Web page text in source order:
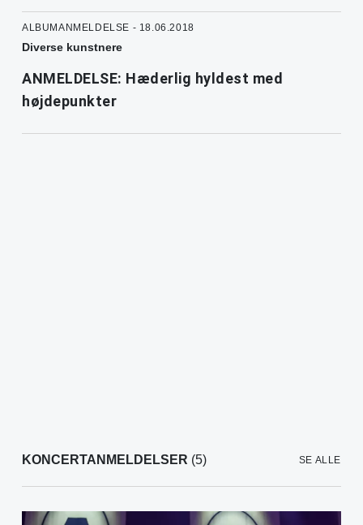
ALBUMANMELDELSE - 18.06.2018
Diverse kunstnere
ANMELDELSE: Hæderlig hyldest med
højdepunkter
KONCERTANMELDELSER (5) SE ALLE